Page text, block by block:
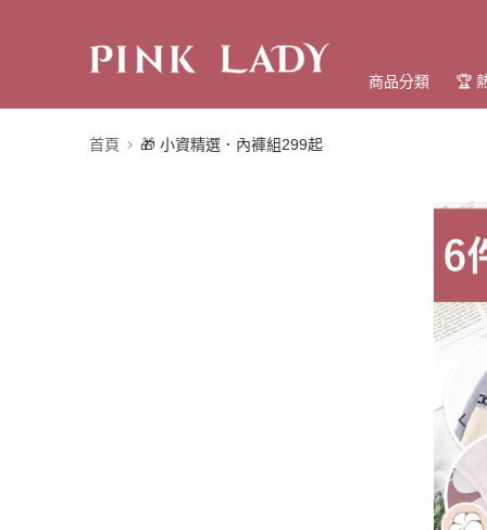
商品分類 🏆
首頁 🎁 小資精選．內褲組299起